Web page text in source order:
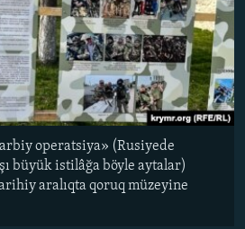
operatsiya» (Rusiyede
büyük istilâğa böyle aytalar)
aralıqta qoruq müzeyine